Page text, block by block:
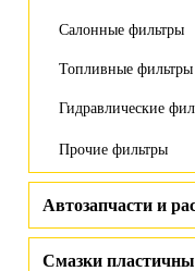
Салонные фильтры
Топливные фильтры
Гидравлические
Прочие фильтры
Автозапчасти и
Смазки